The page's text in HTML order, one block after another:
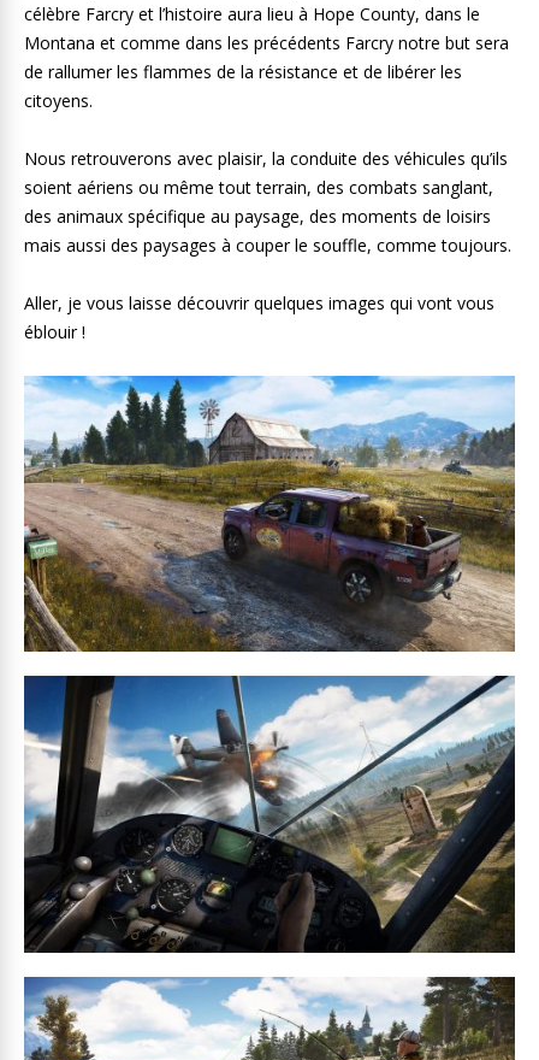
célèbre Farcry et l’histoire aura lieu à Hope County, dans le
Montana et comme dans les précédents Farcry notre but sera
de rallumer les flammes de la résistance et de libérer les
citoyens.
Nous retrouverons avec plaisir, la conduite des véhicules qu’ils
soient aériens ou même tout terrain, des combats sanglant,
des animaux spécifique au paysage, des moments de loisirs
mais aussi des paysages à couper le souffle, comme toujours.
Aller, je vous laisse découvrir quelques images qui vont vous
éblouir !